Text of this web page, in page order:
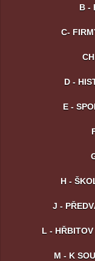
B -
C-
D -
E -
H -
J -
L -
M - K